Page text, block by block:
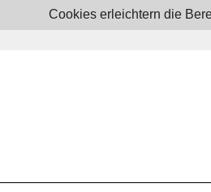
to
JoystickZ
Cookies erleichtern die